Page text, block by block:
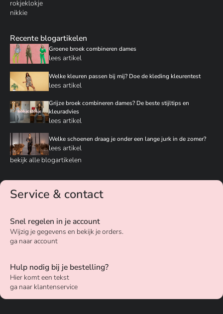
rokjeklokje
nikkie
Recente blogartikelen
Groene broek combineren dames
lees artikel
Welke kleuren passen bij mij? Doe de kleding kleurentest
lees artikel
Grijze broek combineren dames? De beste stijltips en
kleuradvies
lees artikel
Welke schoenen draag je onder een lange jurk in de zomer?
lees artikel
bekijk alle blogartikelen
Service & contact
Snel regelen in je account
Wijzig je gegevens en bekijk je orders.
ga naar account
Hulp nodig bij je bestelling?
Hier komt een tekst
ga naar klantenservice